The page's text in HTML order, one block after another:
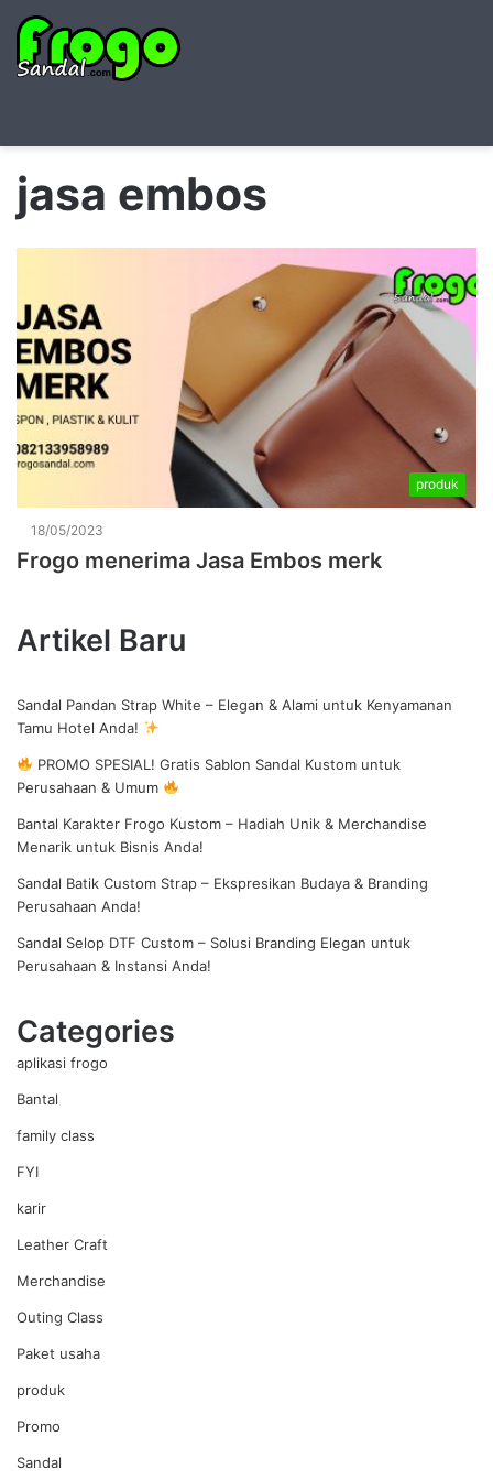
for
jasa embos
produk
18/05/2023
Frogo menerima Jasa Embos merk
Artikel Baru
Sandal Pandan Strap White – Elegan & Alami untuk Kenyamanan
Tamu Hotel Anda!
PROMO SPESIAL! Gratis Sablon Sandal Kustom untuk
Perusahaan & Umum
Bantal Karakter Frogo Kustom – Hadiah Unik & Merchandise
Menarik untuk Bisnis Anda!
Sandal Batik Custom Strap – Ekspresikan Budaya & Branding
Perusahaan Anda!
Sandal Selop DTF Custom – Solusi Branding Elegan untuk
Perusahaan & Instansi Anda!
Categories
aplikasi frogo
Bantal
family class
FYI
karir
Leather Craft
Merchandise
Outing Class
Paket usaha
produk
Promo
Sandal